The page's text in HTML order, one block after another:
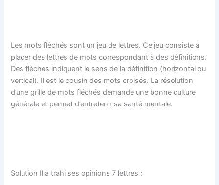
Les mots fléchés sont un jeu de lettres. Ce jeu consiste à
placer des lettres de mots correspondant à des définitions.
Des flèches indiquent le sens de la définition (horizontal ou
vertical). Il est le cousin des mots croisés. La résolution
d’une grille de mots fléchés demande une bonne culture
générale et permet d’entretenir sa santé mentale.
Solution Il a trahi ses opinions 7 lettres :